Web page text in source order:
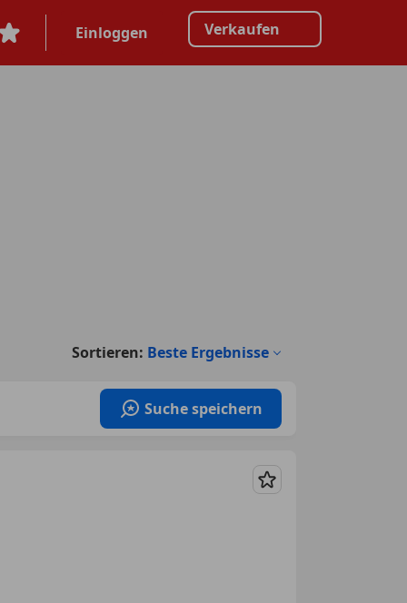
Einloggen Verkaufen
Sortieren: Beste Ergebnisse
Suche speichern
Merken